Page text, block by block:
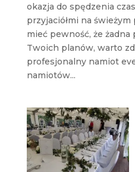
okazja do spędzenia
przyjaciółmi na
mieć pewność, że
Twoich planów, warto
profesjonalny namiot
namiotów...